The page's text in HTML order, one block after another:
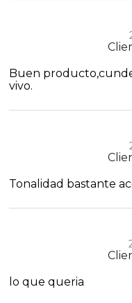
Buen
vivo.
Tonalidad bastante
lo que queria